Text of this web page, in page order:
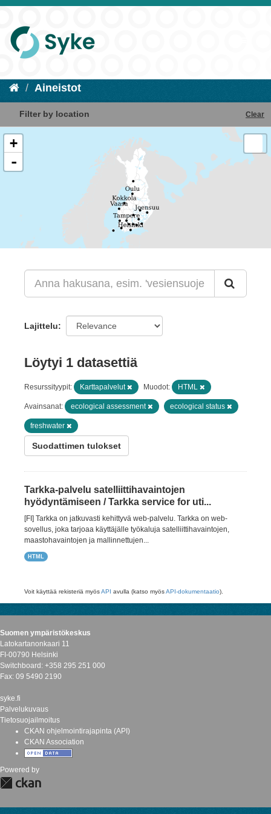
Aineistot
Filter by location Clear
+
-
Lajittelu
Löytyi 1 datasettiä
Resurssityypit: Karttapalvelut Muodot: HTML
Avainsanat: ecological assessment ecological status
freshwater
Suodattimen tulokset
Tarkka-palvelu satelliittihavaintojen
hyödyntämiseen / Tarkka service for uti...
[FI] Tarkka on jatkuvasti kehittyvä web-palvelu. Tarkka on web-
sovellus, joka tarjoaa käyttäjälle työkaluja satelliittihavaintojen,
maastohavaintojen ja mallinnettujen...
HTML
Voit käyttää rekisteriä myösAPI avulla (katso myösAPI-dokumentaatio).
Suomen ympäristökeskus
Latokartanonkaari 11
FI-00790 Helsinki
Switchboard: +358 295 251 000
Fax: 09 5490 2190
syke.fi
Palvelukuvaus
Tietosuojailmoitus
CKAN ohjelmointirajapinta (API)
CKAN Association
Powered by